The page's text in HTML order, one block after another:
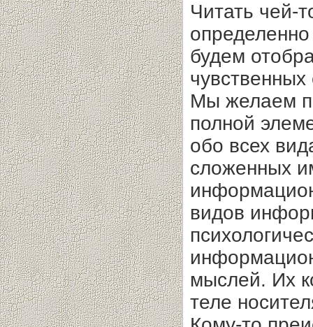
Читать чей-
будем
чувственных
Мы желаем
полной
обо всех
сложенных
видов
мыслей. Их
теле